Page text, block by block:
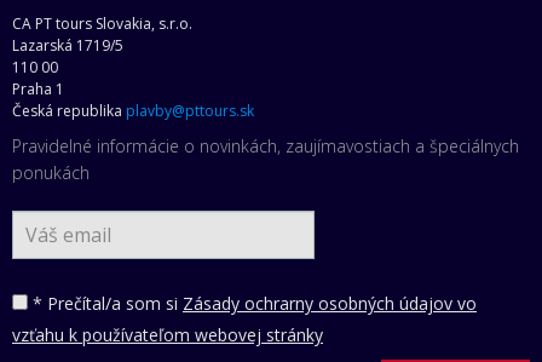
CA PT tours Slovakia, s.r.o.
Lazarská 1719/5
110 00
Praha 1
Česká republika plavby@pttours.sk
Pravidelné informácie o novinkách, zaujímavostiach a špeciálnych
ponukách
* Prečítal/a som si Zásady ochrarny osobných údajov vo
vzťahu k používateľom webovej stránky